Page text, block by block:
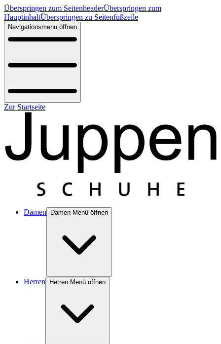
Überspringen zum SeitenheaderÜberspringen zum
HauptinhaltÜberspringen zu Seitenfußzeile
Navigationsmenü öffnen
Zur Startseite
Damen Damen Menü öffnen
Herren Herren Menü öffnen